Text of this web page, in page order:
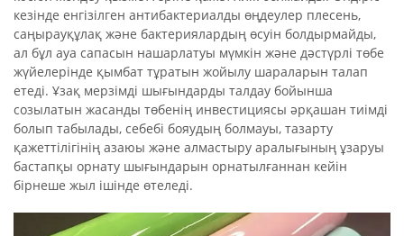
кезінде енгізілген антибактериалды өңдеулер плесень,
саңырауқұлақ және бактериялардың өсуін болдырмайды,
ал бұл ауа сапасын нашарлатуы мүмкін және дәстүрлі төбе
жүйелерінде қымбат тұратын жойылу шараларын талап
етеді. Ұзақ мерзімді шығындарды талдау бойынша
созылатын жасанды төбенің инвестициясы әрқашан тиімді
болып табылады, себебі бояудың болмауы, тазарту
қажеттілігінің азаюы және алмастыру аралығының ұзаруы
бастапқы орнату шығындарын орнатылғаннан кейін
бірнеше жыл ішінде өтеледі.